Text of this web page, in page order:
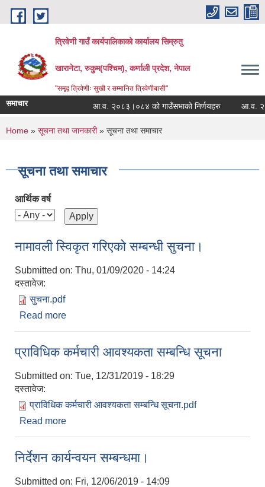
Skip to main content
त्रिवेणी गाउँ कार्यपालिकाको कार्यालय सिम्रुतु
खारानेटा, रुकुम(पश्‍चिम), कर्णाली प्रदेश, नेपाल
"समृद्व त्रिवेणीः सुखी र सम्मानित त्रिवेणीबासी"
समाचार आ.व. २०८३।०८४ को गाउँसभाको निर्णयहरु आ.व.
You are here
Home » सूचना तथा जानकारी» सूचना तथा समाचार
सूचना तथा समाचार
आर्थिक वर्ष
नामावली स्विकृत गरिएको सम्बन्धी सुचना।
Submitted on: Thu, 01/09/2020 - 14:24
दस्तावेज:
सुचना.pdf
Read more
प्राविधिक कर्मचारी आवश्यकता सम्बन्धि सूचना
Submitted on: Tue, 12/31/2019 - 18:29
दस्तावेज:
प्राविधिक कर्मचारी आवश्यकता सम्बन्धि सूचना.pdf
Read more
निर्देशन कार्यन्वयन सम्बन्धमा।
Submitted on: Fri, 12/06/2019 - 14:09